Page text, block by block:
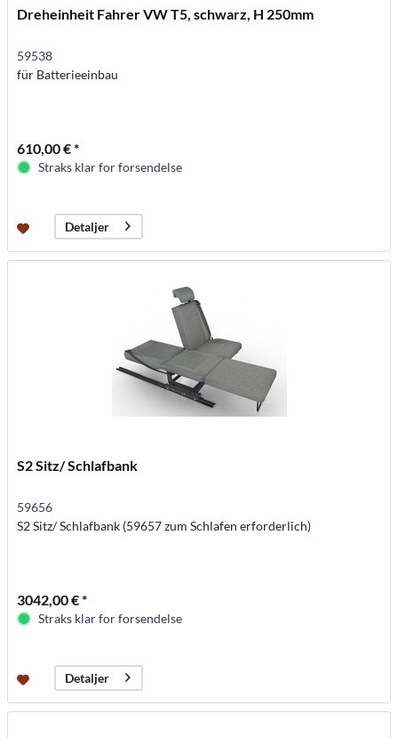
Dreheinheit Fahrer VW T5, schwarz, H 250mm
59538
für Batterieeinbau
610,00 € *
Straks klar for forsendelse
Detaljer
S2 Sitz/ Schlafbank
59656
S2 Sitz/ Schlafbank (59657 zum Schlafen erforderlich)
3042,00 € *
Straks klar for forsendelse
Detaljer